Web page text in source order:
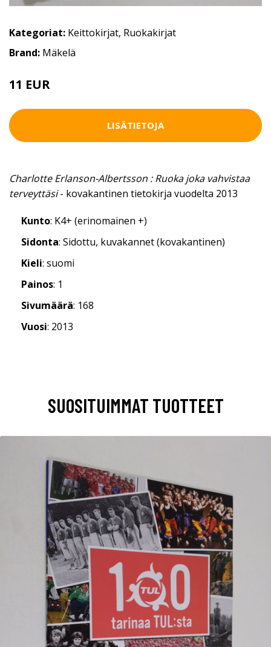
Kategoriat: Keittokirjat, Ruokakirjat
Brand: Mäkelä
11 EUR
LISÄTIETOJA
Charlotte Erlanson-Albertsson : Ruoka joka vahvistaa
terveyttäsi- kovakantinen tietokirja vuodelta 2013
Kunto: K4+ (erinomainen +)
Sidonta: Sidottu, kuvakannet (kovakantinen)
Kieli: suomi
Painos: 1
Sivumäärä: 168
Vuosi: 2013
SUOSITUIMMAT TUOTTEET